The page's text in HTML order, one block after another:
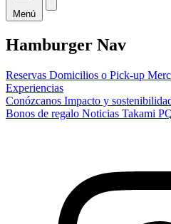
Menú
Hamburger Nav
Reservas Domicilios o Pick-up
Experiencias
Conózcanos Impacto y
Bonos de regalo Noticias Takami